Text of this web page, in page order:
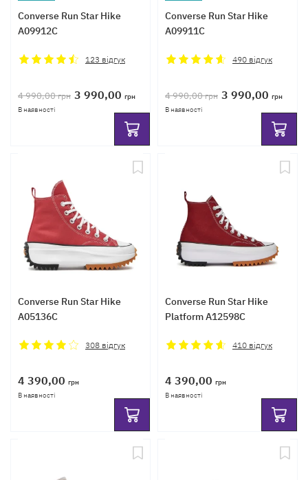
Converse Run Star Hike
A09912C
123 відгук
4 990,00грн 3 990,00 грн
В наявності
Converse Run Star Hike
A09911C
490 відгук
4 990,00грн 3 990,00 грн
В наявності
Converse Run Star Hike
A05136C
308 відгук
4 390,00 грн
В наявності
Converse Run Star Hike
Platform A12598C
410 відгук
4 390,00 грн
В наявності